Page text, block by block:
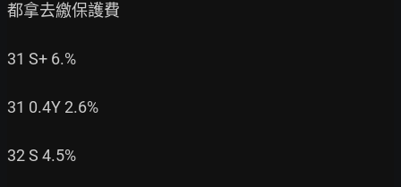
都拿去繳保護費
31 S+ 6.%
31 0.4Y 2.6%
32 S 4.5%